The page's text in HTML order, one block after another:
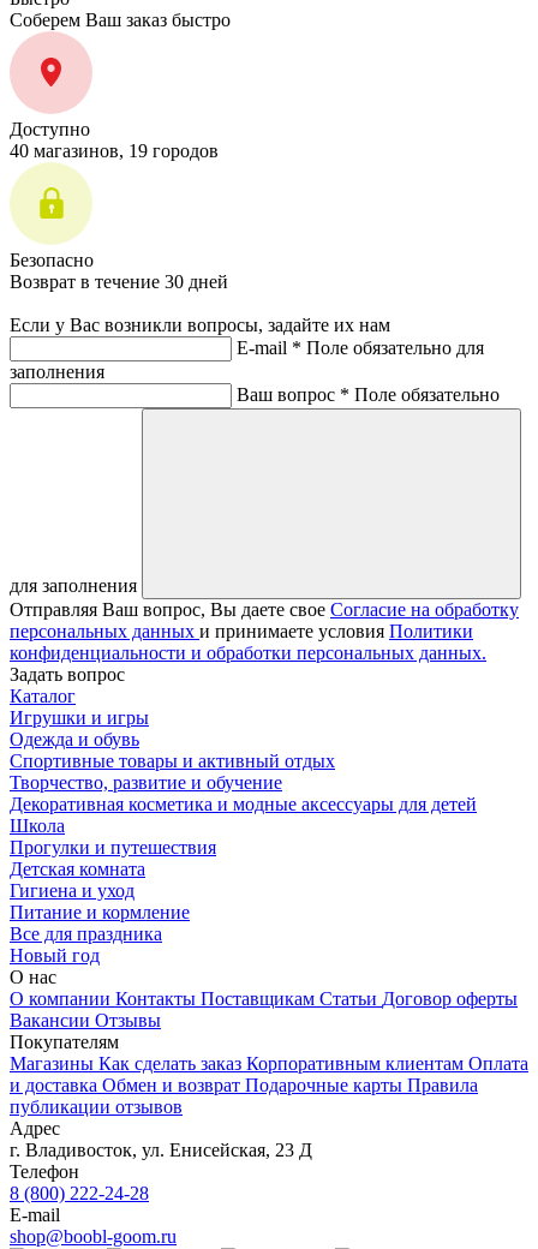
Соберем Ваш заказ быстро
Доступно
40 магазинов, 19 городов
Безопасно
Возврат в течение 30 дней
Если у Вас возникли вопросы, задайте их нам
E-mail * Поле обязательно для
заполнения
Ваш вопрос * Поле обязательно
для заполнения
Отправляя Ваш вопрос, Вы даете свое Согласие на обработку
персональных данных и принимаете условия Политики
конфиденциальности и обработки персональных данных.
Задать вопрос
Каталог
Игрушки и игры
Одежда и обувь
Спортивные товары и активный отдых
Творчество, развитие и обучение
Декоративная косметика и модные аксессуары для детей
Школа
Прогулки и путешествия
Детская комната
Гигиена и уход
Питание и кормление
Все для праздника
Новый год
О нас
О компании Контакты Поставщикам Статьи Договор оферты
Вакансии Отзывы
Покупателям
Магазины Как сделать заказ Корпоративным клиентам Оплата
и доставка Обмен и возврат Подарочные карты Правила
публикации отзывов
Адрес
г. Владивосток, ул. Енисейская, 23 Д
Телефон
8 (800) 222-24-28
E-mail
shop@boobl-goom.ru